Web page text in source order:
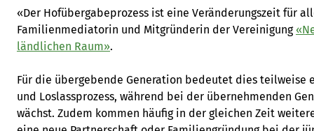
«Der Hofübergabeprozess ist eine Veränderungszeit für
Familienmediatorin und Mitgründerin der Vereinigung
ländlichen Raum».
Für die übergebende Generation bedeutet dies teilweise
und Loslassprozess, während bei der übernehmenden
wächst. Zudem kommen häufig in der gleichen Zeit